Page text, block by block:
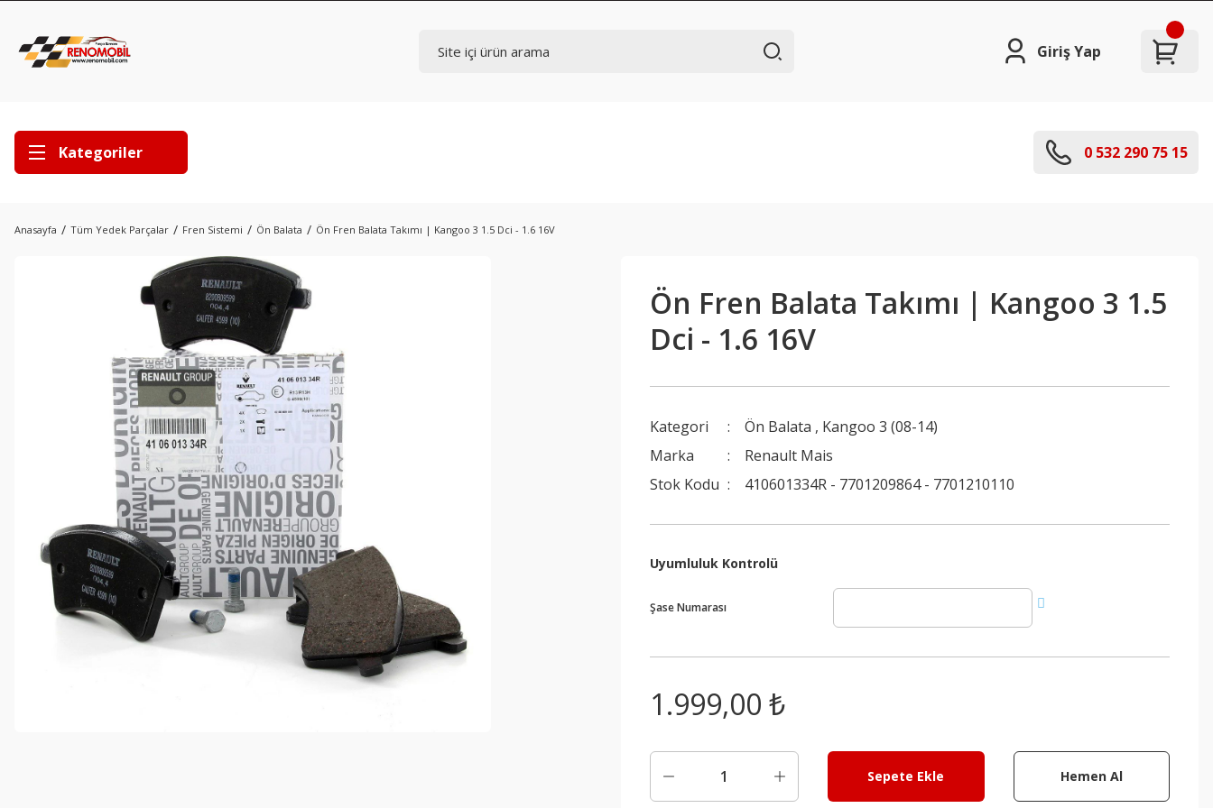
Giriş Yap
Kategoriler 0 532 290 75 15
Anasayfa Tüm Yedek Parçalar Fren Sistemi Ön Balata Ön Fren Balata Takımı | Kangoo 3 1.5 Dci - 1.6 16V
Ön Fren Balata Takımı | Kangoo 3 1.5
Dci - 1.6 16V
Kategori Ön Balata , Kangoo 3 (08-14)
Marka
Renault Mais
Stok Kodu
410601334R - 7701209864 - 7701210110
Uyumluluk Kontrolü
Şase Numarası
1.999,00 ₺
Sepete Ekle Hemen Al